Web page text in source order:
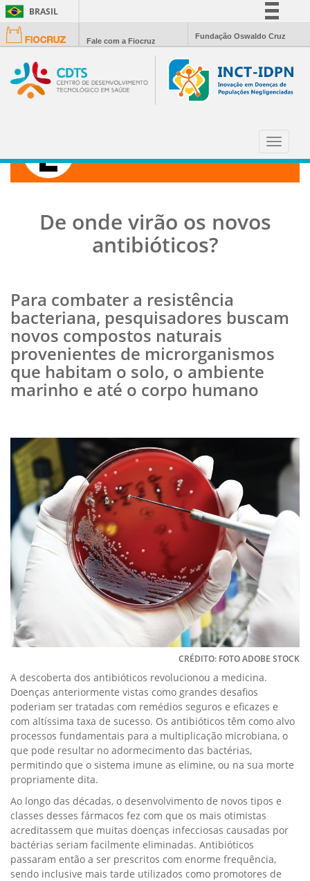
BRASIL
Simplifique!
Participe
Acesso à informação
Fale com a Fiocruz
Fundação Oswaldo Cruz
Toggle
De onde virão os novos
antibióticos?
Para combater a resistência
bacteriana, pesquisadores buscam
novos compostos naturais
provenientes de microrganismos
que habitam o solo, o ambiente
marinho e até o corpo humano​
CRÉDITO: FOTO ADOBE STOCK
A descoberta dos antibióticos revolucionou a medicina.
Doenças anteriormente vistas como grandes desafios
poderiam ser tratadas com remédios seguros e eficazes e
com altíssima taxa de sucesso. Os antibióticos têm como alvo
processos fundamentais para a multiplicação microbiana, o
que pode resultar no adormecimento das bactérias,
permitindo que o sistema imune as elimine, ou na sua morte
propriamente dita.
Ao longo das décadas, o desenvolvimento de novos tipos e
classes desses fármacos fez com que os mais otimistas
acreditassem que muitas doenças infecciosas causadas por
bactérias seriam facilmente eliminadas. Antibióticos
passaram então a ser prescritos com enorme frequência,
sendo inclusive mais tarde utilizados como promotores de